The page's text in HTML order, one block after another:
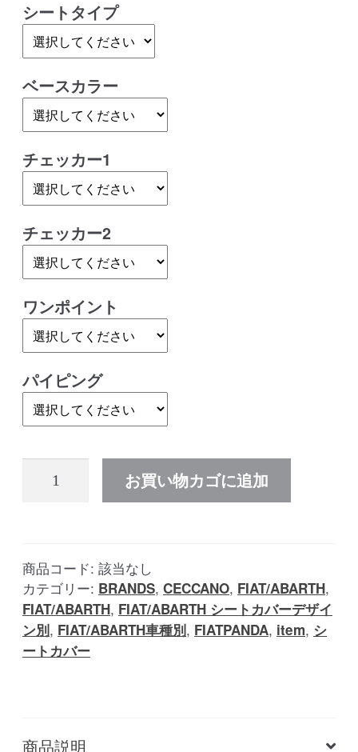
シートタイプ
ベースカラー
チェッカー1
チェッカー2
ワンポイント
パイピング
PANDA
ト
カ
バ
ー
チ
ー
お買い物カゴに追加
商品コード: 該当なし
カテゴリー: BRANDS, CECCANO, FIAT/ABARTH,
FIAT/ABARTH, FIAT/ABARTH シートカバーデザイ
ン別, FIAT/ABARTH車種別, FIATPANDA, item, シ
ートカバー
商品説明